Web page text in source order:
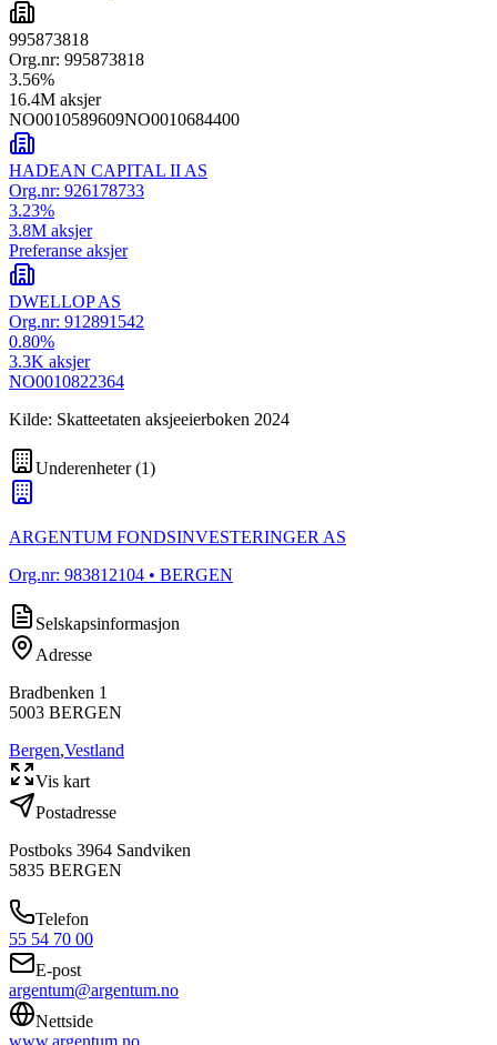
995873818
Org.nr: 995873818
3.56%
16.4M aksjer
NO0010589609NO0010684400
HADEAN CAPITAL II AS
Org.nr: 926178733
3.23%
3.8M aksjer
Preferanse aksjer
DWELLOP AS
Org.nr: 912891542
0.80%
3.3K aksjer
NO0010822364
Kilde: Skatteetaten aksjeeierboken 2024
Underenheter(1)
ARGENTUM FONDSINVESTERINGER AS
Org.nr: 983812104 • BERGEN
Selskapsinformasjon
Adresse
Bradbenken 1
5003 BERGEN
Bergen,Vestland
Vis kart
Postadresse
Postboks 3964 Sandviken
5835 BERGEN
Telefon
55 54 70 00
E-post
argentum@argentum.no
Nettside